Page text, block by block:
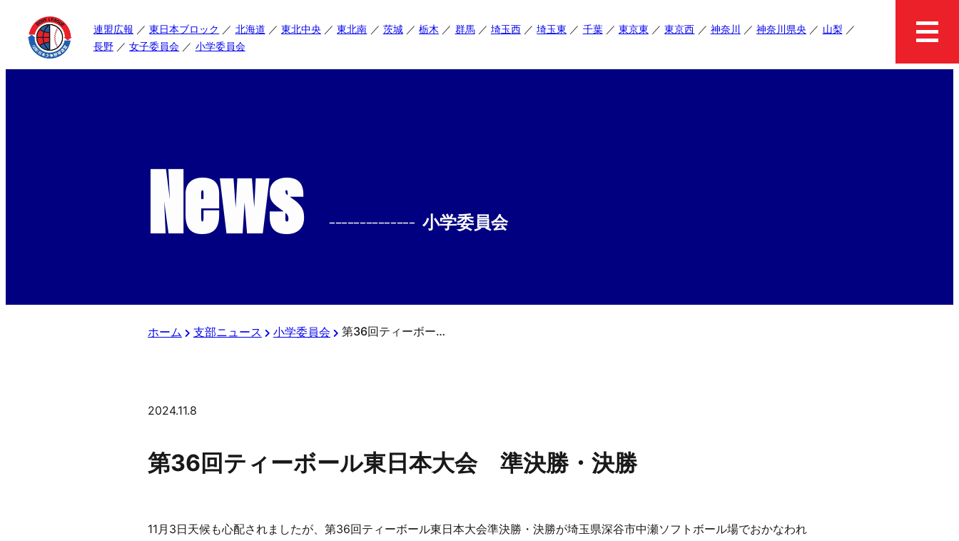
連盟広報 東日本ブロック 北海道 東北中央 東北南 茨城 栃木 群馬 埼玉西 埼玉東 千葉 東京東 東京西 神奈川 神奈川県央
山梨
長野
女子委員会 小学委員会
News -------------- 小学委員会
ホーム 支部ニュース 小学委員会 第36回ティーボール東日本大会 準決勝・決勝
2024.11.8
第36回ティーボール東日本大会 準決勝・決勝
11月3日天候も心配されましたが、第36回ティーボール東日本大会準決勝・決勝が埼玉県深谷市中瀬ソフトボール場でおかなわれ